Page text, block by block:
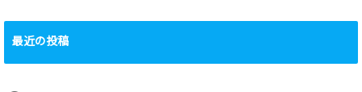
最近の投稿